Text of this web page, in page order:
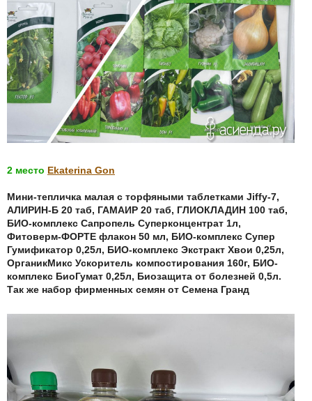
2 место Ekaterina Gon
Мини-тепличка малая с торфяными таблетками Jiffy-7,
АЛИРИН-Б 20 таб, ГАМАИР 20 таб, ГЛИОКЛАДИН 100 таб,
БИО-комплекс Сапропель Суперконцентрат 1л,
Фитоверм-ФОРТЕ флакон 50 мл, БИО-комплекс Супер
Гумификатор 0,25л, БИО-комплекс Экстракт Хвои 0,25л,
ОрганикМикс Ускоритель компостирования 160г, БИО-
комплекс БиоГумат 0,25л, Биозащита от болезней 0,5л.
Так же набор фирменных семян от Семена Гранд